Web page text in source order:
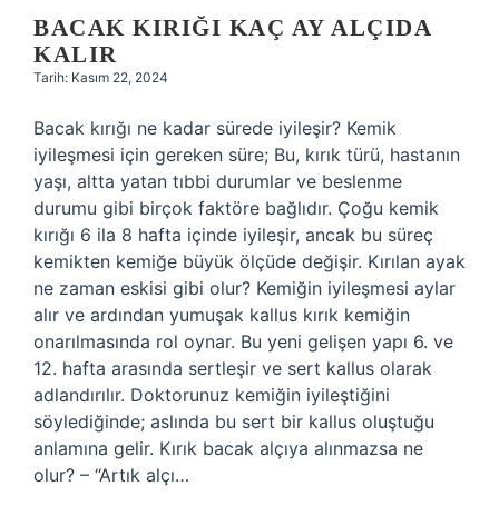
BACAK KIRIĞI KAÇ AY ALÇIDA
KALIR
Tarih: Kasım 22, 2024
Bacak kırığı ne kadar sürede iyileşir? Kemik
iyileşmesi için gereken süre; Bu, kırık türü, hastanın
yaşı, altta yatan tıbbi durumlar ve beslenme
durumu gibi birçok faktöre bağlıdır. Çoğu kemik
kırığı 6 ila 8 hafta içinde iyileşir, ancak bu süreç
kemikten kemiğe büyük ölçüde değişir. Kırılan ayak
ne zaman eskisi gibi olur? Kemiğin iyileşmesi aylar
alır ve ardından yumuşak kallus kırık kemiğin
onarılmasında rol oynar. Bu yeni gelişen yapı 6. ve
12. hafta arasında sertleşir ve sert kallus olarak
adlandırılır. Doktorunuz kemiğin iyileştiğini
söylediğinde; aslında bu sert bir kallus oluştuğu
anlamına gelir. Kırık bacak alçıya alınmazsa ne
olur? – “Artık alçı…